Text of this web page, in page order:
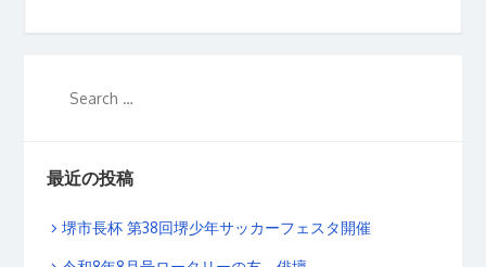
最近の投稿
堺市長杯 第38回堺少年サッカーフェスタ開催